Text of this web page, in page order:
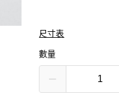
尺寸表
數量